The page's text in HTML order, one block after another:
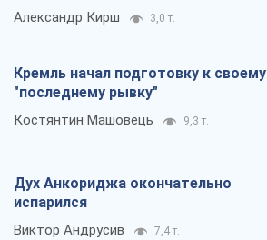
Александр Кирш 3,0 т.
Кремль начал подготовку к своему
"последнему рывку"
Костянтин Машовець 9,3 т.
Дух Анкориджа окончательно
испарился
Виктор Андрусив 7,4 т.